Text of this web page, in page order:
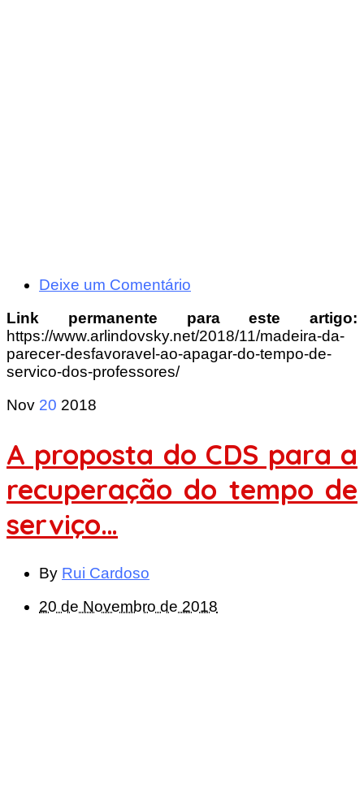
Deixe um Comentário
Link permanente para este artigo:
https://www.arlindovsky.net/2018/11/madeira-da-
parecer-desfavoravel-ao-apagar-do-tempo-de-
servico-dos-professores/
Nov 20 2018
A proposta do CDS para a
recuperação do tempo de
serviço…
By Rui Cardoso
20 de Novembro de 2018